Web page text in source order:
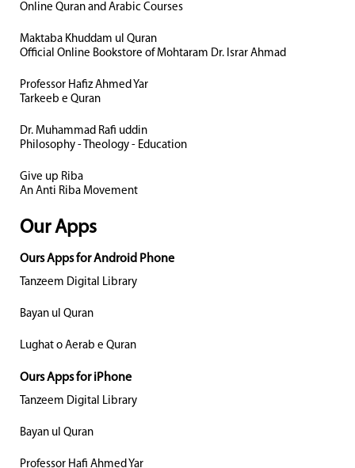
Online Quran and Arabic Courses
Maktaba Khuddam ul Quran
Official Online Bookstore of Mohtaram Dr. Israr Ahmad
Professor Hafiz Ahmed Yar
Tarkeeb e Quran
Dr. Muhammad Rafi uddin
Philosophy - Theology - Education
Give up Riba
An Anti Riba Movement
Our Apps
Ours Apps for Android Phone
Tanzeem Digital Library
Bayan ul Quran
Lughat o Aerab e Quran
Ours Apps for iPhone
Tanzeem Digital Library
Bayan ul Quran
Professor Hafi Ahmed Yar